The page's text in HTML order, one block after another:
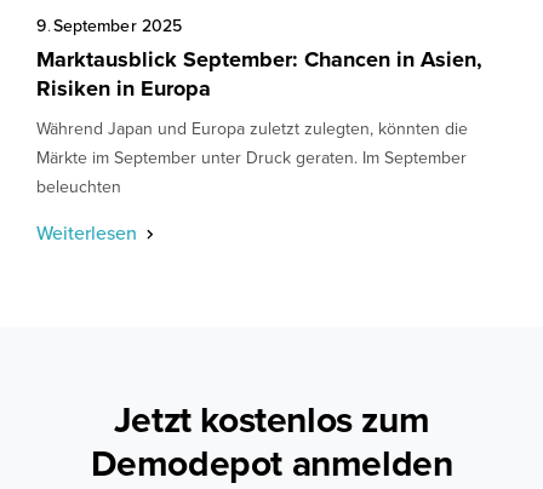
9.September 2025
Marktausblick September: Chancen in Asien,
Risiken in Europa
Während Japan und Europa zuletzt zulegten, könnten die
Märkte im September unter Druck geraten. Im September
beleuchten
Weiterlesen
Jetzt kostenlos zum
Demodepot anmelden